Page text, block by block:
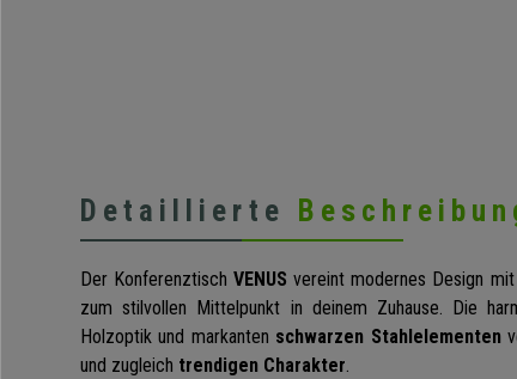
Detaillierte
Der KonferenztischVENUS vereint modernes Design mit
zum stilvollen Mittelpunkt in deinem Zuhause. Die
Holzoptik und markanten schwarzen Stahlelementen
und zugleich trendigen Charakter.